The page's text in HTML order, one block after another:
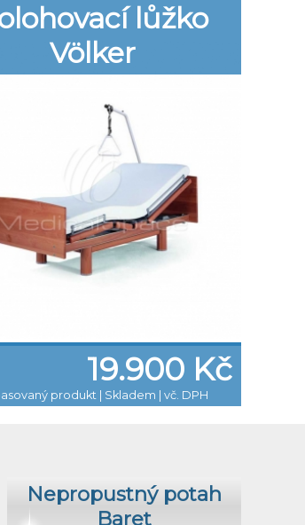
lůžko
Völker
19.900 Kč
produkt| Skladem | vč. DPH
Nepropustný potah
Baret